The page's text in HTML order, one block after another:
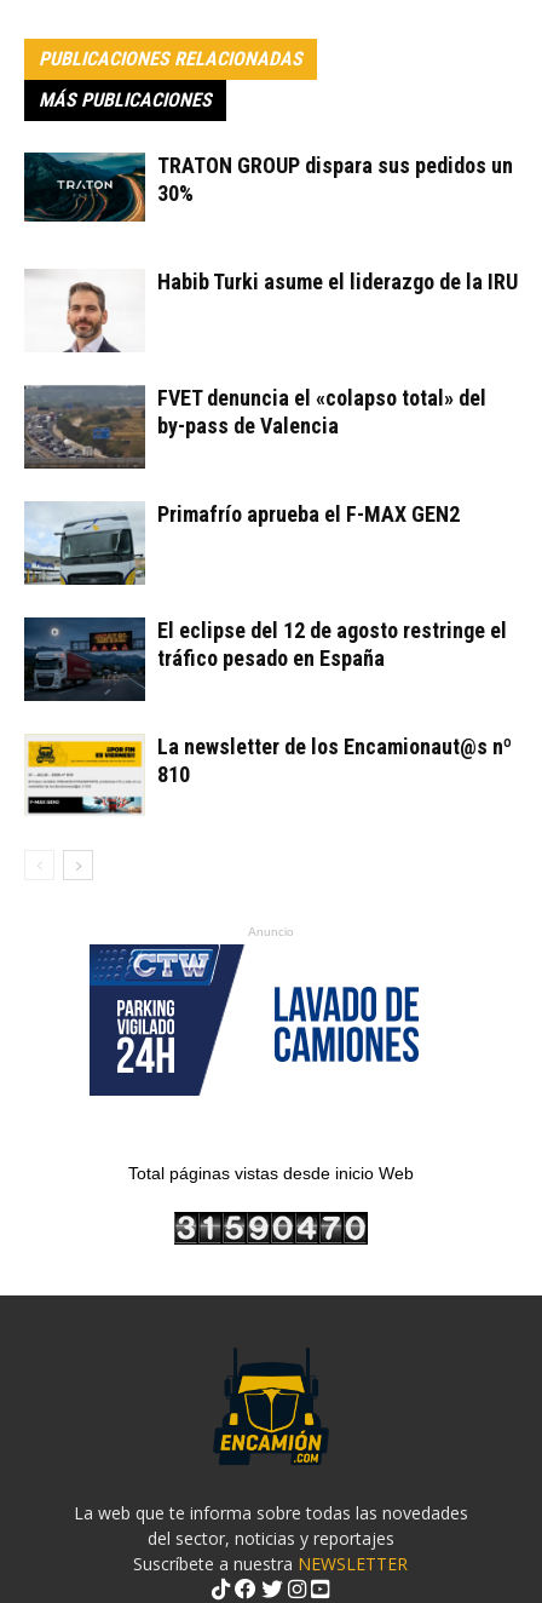
PUBLICACIONES RELACIONADAS
MÁS PUBLICACIONES
TRATON GROUP dispara sus pedidos un
30%
Habib Turki asume el liderazgo de la IRU
FVET denuncia el «colapso total» del
by-pass de Valencia
Primafrío aprueba el F-MAX GEN2
El eclipse del 12 de agosto restringe el
tráfico pesado en España
La newsletter de los Encamionaut@s nº
810
Anuncio
Total páginas vistas desde inicio Web
La web que te informa sobre todas las novedades
del sector, noticias y reportajes
Suscríbete a nuestra NEWSLETTER